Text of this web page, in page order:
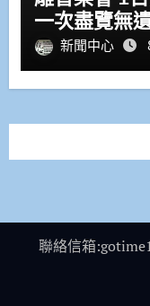
一次盡覽無
新聞中心
聯絡信箱